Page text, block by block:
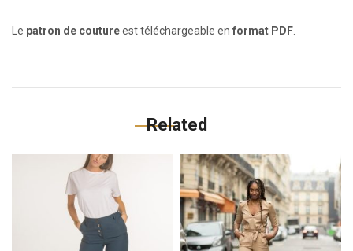
Le patron de coutureest téléchargeable en format PDF
Related